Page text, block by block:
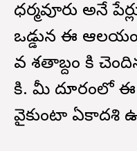
ధర్మవూరు అనే
ఒడ్డున ఈ
వ శతాబ్దం కి
కి. మీ దూరంలో
వైకుంటా ఏకాదశి